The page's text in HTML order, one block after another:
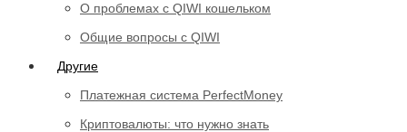
О проблемах с QIWI кошельком
Общие вопросы с QIWI
Другие
Платежная система PerfectMoney
Криптовалюты: что нужно знать